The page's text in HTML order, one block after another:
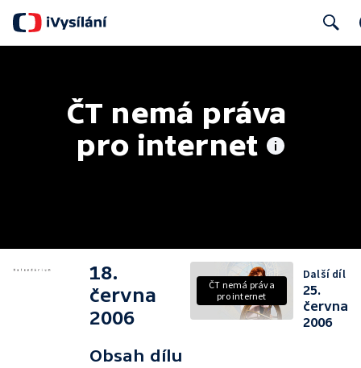
ČT nemá práva
pro internet
18.
června
2006
Obsah dílu
ČT nemá práva
pro internet
Další díl
25.
června
2006